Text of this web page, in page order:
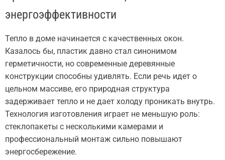
энергоэффективности
Тепло в доме начинается с качественных окон.
Казалось бы, пластик давно стал синонимом
герметичности, но современные деревянные
конструкции способны удивлять. Если речь идет о
цельном массиве, его природная структура
задерживает тепло и не дает холоду проникать внутрь.
Технология изготовления играет не меньшую роль:
стеклопакеты с несколькими камерами и
профессиональный монтаж сильно повышают
энергосбережение.